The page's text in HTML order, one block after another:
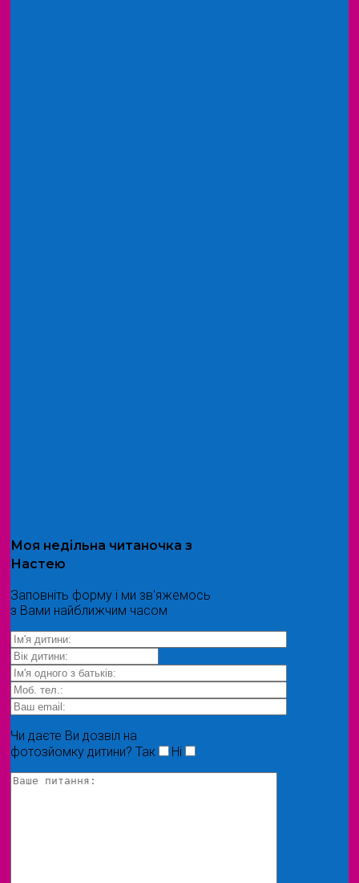
Моя недільна читаночка з
Настею
Заповніть форму і ми зв'яжемось
з Вами найближчим часом
Чи даєте Ви дозвіл на
фотозйомку дитини? Так Ні